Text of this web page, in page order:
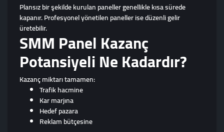
Plansız bir şekilde kurulan paneller genellikle kısa sürede
kapanır. Profesyonel yönetilen paneller ise düzenli gelir
üretebilir.
SMM Panel Kazanç
Potansiyeli Ne Kadardır?
Kazanç miktarı tamamen:
Trafik hacmine
Kar marjına
Hedef pazara
Reklam bütçesine